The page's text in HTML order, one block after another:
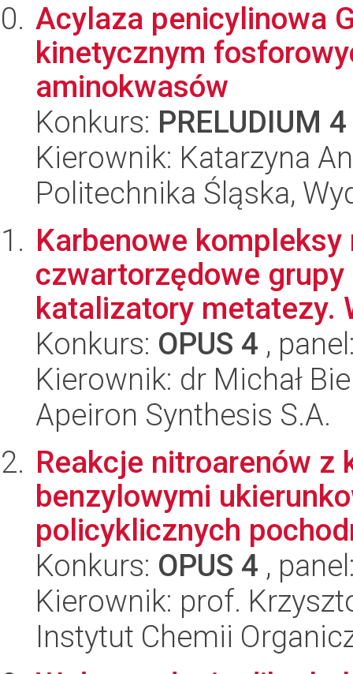
Acylaza penicylinowa
kinetycznym
aminokwasów
Konkurs: PRELUDIUM 4
Kierownik: Katarzyna
Politechnika Śląska,
Karbenowe
czwartorzędowe
katalizatory metatezy.
Konkurs: OPUS 4 ,
Kierownik: dr Michał
Apeiron Synthesis S.A.
Reakcje nitroarenów z
benzylowymi
policyklicznych
Konkurs: OPUS 4 ,
Kierownik: prof.
Instytut Chemii